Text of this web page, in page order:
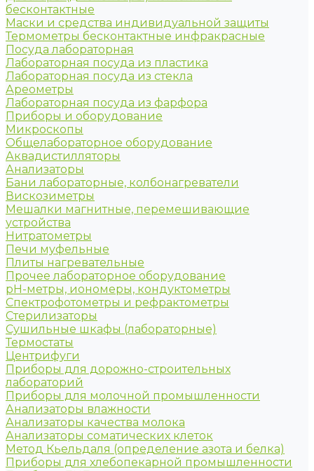
бесконтактные
Маски и средства индивидуальной защиты
Термометры бесконтактные инфракрасные
Посуда лабораторная
Лабораторная посуда из пластика
Лабораторная посуда из стекла
Ареометры
Лабораторная посуда из фарфора
Приборы и оборудование
Микроскопы
Общелабораторное оборудование
Аквадистилляторы
Анализаторы
Бани лабораторные, колбонагреватели
Вискозиметры
Мешалки магнитные, перемешивающие
устройства
Нитратометры
Печи муфельные
Плиты нагревательные
Прочее лабораторное оборудование
рН-метры, иономеры, кондуктометры
Спектрофотометры и рефрактометры
Стерилизаторы
Сушильные шкафы (лабораторные)
Термостаты
Центрифуги
Приборы для дорожно-строительных
лабораторий
Приборы для молочной промышленности
Анализаторы влажности
Анализаторы качества молока
Анализаторы соматических клеток
Метод Кьельдаля (определение азота и белка)
Приборы для хлебопекарной промышленности